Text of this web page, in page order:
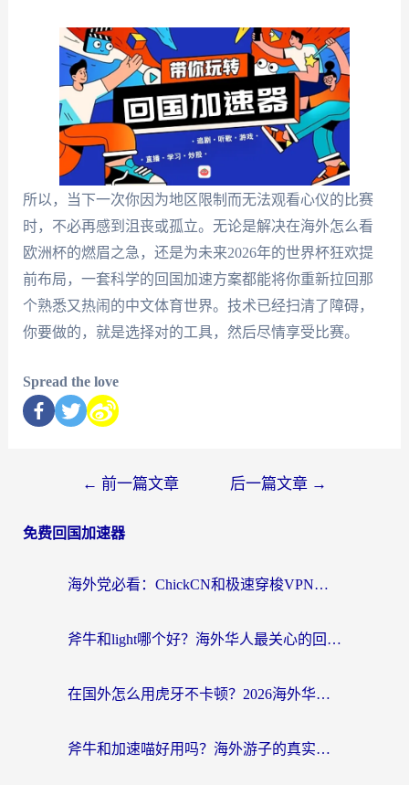
所以，当下一次你因为地区限制而无法观看心仪的比赛
时，不必再感到沮丧或孤立。无论是解决在海外怎么看
欧洲杯的燃眉之急，还是为未来2026年的世界杯狂欢提
前布局，一套科学的回国加速方案都能将你重新拉回那
个熟悉又热闹的中文体育世界。技术已经扫清了障碍，
你要做的，就是选择对的工具，然后尽情享受比赛。
Spread the love
← 前一篇文章 后一篇文章 →
免费回国加速器
海外党必看：ChickCN和极速穿梭VPN好用吗？3招教你选对回国加速器无缝刷国内资源
斧牛和light哪个好？海外华人最关心的回国加速器选择难题，一篇讲透
在国外怎么用虎牙不卡顿？2026海外华人亲测有效的回国加速器选择指南
斧牛和加速喵好用吗？海外游子的真实选择困境